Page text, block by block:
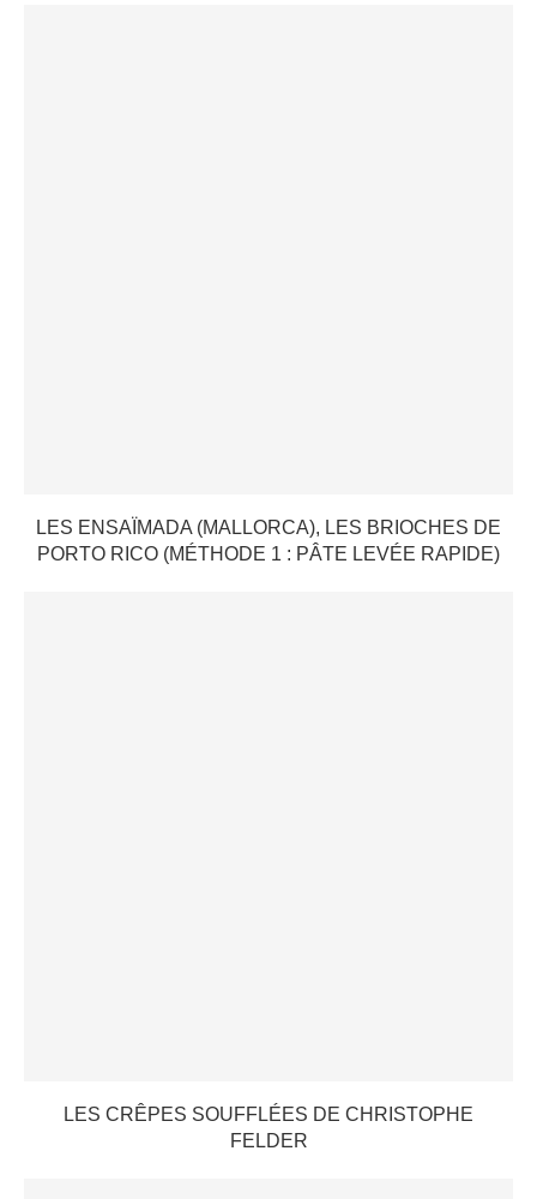
LES ENSAÏMADA (MALLORCA), LES BRIOCHES DE
PORTO RICO (MÉTHODE 1 : PÂTE LEVÉE RAPIDE)
LES CRÊPES SOUFFLÉES DE CHRISTOPHE
FELDER